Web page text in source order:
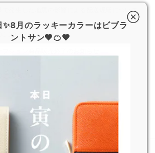
で発生した地震の影響による配送遅延について
広報
✨8月のラッキーカラーはビブラ
ントサン🧡🍊🧡